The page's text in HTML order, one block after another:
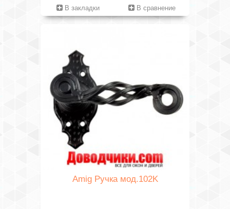
В закладки В сравнение
Amig Ручка мод.102K